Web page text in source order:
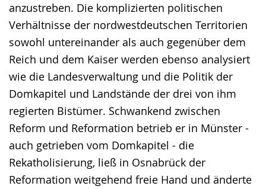
anzustreben. Die komplizierten politischen
Verhältnisse der nordwestdeutschen Territorien
sowohl untereinander als auch gegenüber dem
Reich und dem Kaiser werden ebenso analysiert
wie die Landesverwaltung und die Politik der
Domkapitel und Landstände der drei von ihm
regierten Bistümer. Schwankend zwischen
Reform und Reformation betrieb er in Münster -
auch getrieben vom Domkapitel - die
Rekatholisierung, ließ in Osnabrück der
Reformation weitgehend freie Hand und änderte